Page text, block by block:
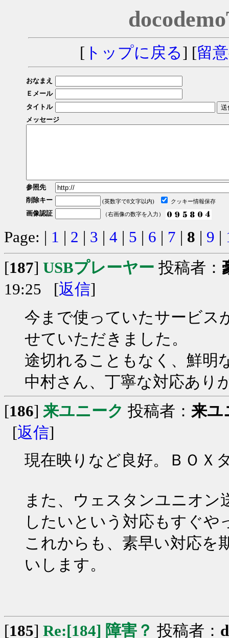
[トップに戻る] [留
おなまえ
Ｅメール
タイトル
メッセージ
参照先
削除キー
(英数字で8文字以内) クッキー情報保存
画像認証 （右画像の数字を入力）
Page: | 1 | 2 | 3 | 4 | 5 | 6 | 7 | 8 | 9 |
[187] USBプレーヤー 投稿者：
19:25 [返信]
今まで使っていたサービス
せていただきました。
途切れることもなく、鮮明
中村さん、丁寧な対応あり
[186] 来ユニーク 投稿者： 来ユ
[返信]
現在映りなど良好。ＢＯＸ
また、ウェスタンユニオ
したいという対応もすぐ
これからも、素早い対応を
いします。
[185] Re:[184] 障害？ 投稿者：